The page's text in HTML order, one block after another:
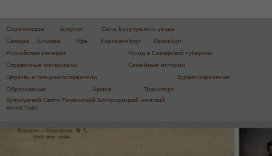
Сорочинское
Елховка
Голод в Самарской губернии
Церковь и священнослужители
Бузулукский Свято-Тихвинский Богородицкий женский
монастырь
Образование
Села Бузулукского уезда
Бузулук
Самара
Eкатеринбург
Уфа
Российская империя
Справочные материалы
Семейные истории
Здравоохранение
Армия
Транспорт
Оренбург